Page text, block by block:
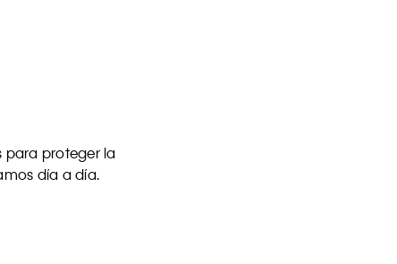
para proteger la
día a día.